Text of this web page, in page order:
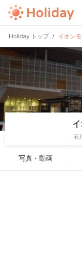
Holiday トップ イオン
石
写真・動画